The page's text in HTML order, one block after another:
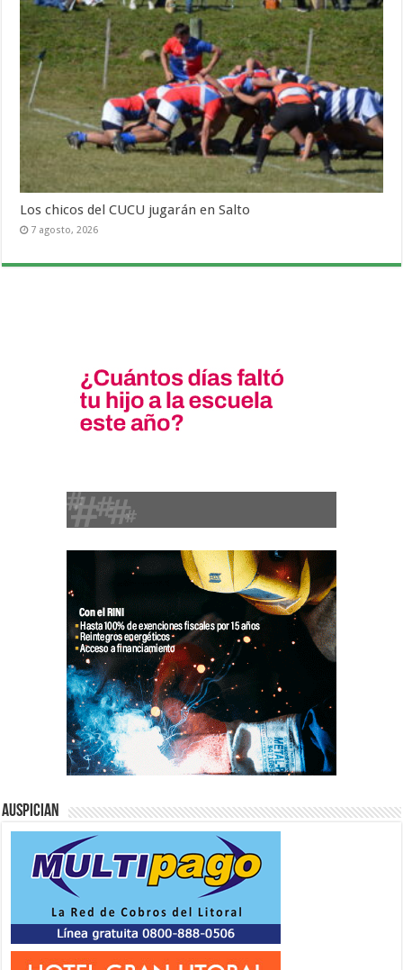
Los chicos del CUCU jugarán en Salto
7 agosto, 2026
Auspician